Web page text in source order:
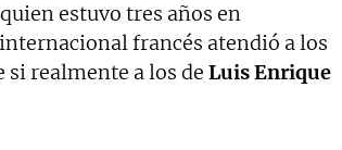
estuvo tres años en
francés atendió a los
realmente a los de Luis Enrique